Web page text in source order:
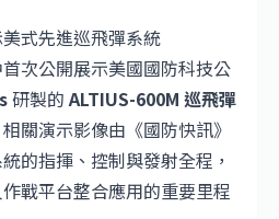
式先進巡飛彈系統
次公開展示美國國防科技公
研製的ALTIUS-600M 巡飛彈
關演示影像由《國防快訊》
的指揮、控制與發射全程，
戰平台整合應用的重要里程